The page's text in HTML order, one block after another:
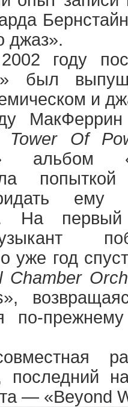
джаз».
году
был
и
Tower Of
альбом
ему
На
уже год
Chamber
по-
последний
— «Beyond